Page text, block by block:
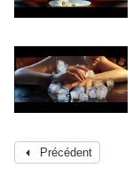
Précédent